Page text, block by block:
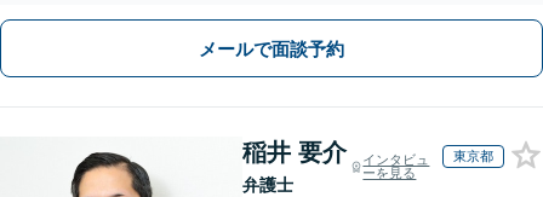
メールで面談予約
稲井 要介
弁護士
インタビュ
ーを見る
東京都